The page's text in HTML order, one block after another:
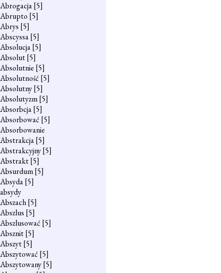
Abrogacja[5]
Abrupto [5]
Abrys [5]
Abscyssa[5]
Absolucja[5]
Absolut[5]
Absolutnie [5]
Absolutność [5]
Absolutny[5]
Absolutyzm[5]
Absorbcja[5]
Absorbować [5]
Absorbowanie
Abstrakcja[5]
Abstrakcyjny[5]
Abstrakt[5]
Absurdum[5]
Absyda[5]
absydy
Abszach[5]
Abszlus [5]
Abszlusować [5]
Absznit[5]
Abszyt[5]
Abszytować [5]
Abszytowany[5]